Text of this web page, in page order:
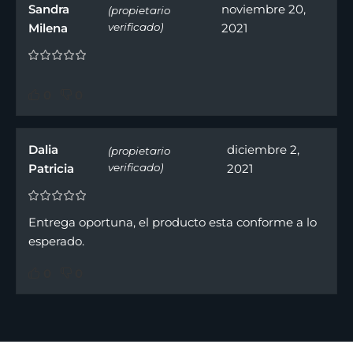
Sandra
Milena
(propietario
verificado)
noviembre 20,
2021
Dalia
Patricia
(propietario
verificado)
diciembre 2,
2021
Entrega oportuna, el producto esta conforme a lo
esperado.